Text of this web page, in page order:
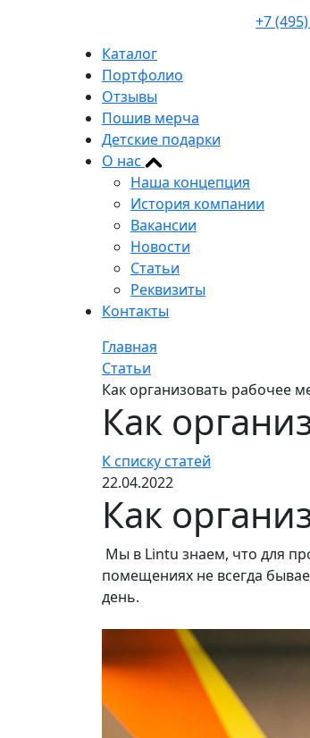
+7
Каталог
Портфолио
Отзывы
Пошив мерча
Детские подарки
О нас
Наша концепция
История компании
Вакансии
Новости
Статьи
Реквизиты
Контакты
Главная
Статьи
Как организовать рабочее
Как
К списку статей
22.04.2022
Как
Мы в Lintu знаем, что для
помещениях не всегда
день.